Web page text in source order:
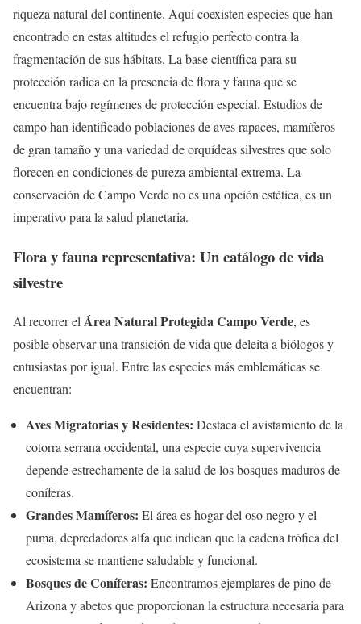
riqueza natural del continente. Aquí coexisten especies que han
encontrado en estas altitudes el refugio perfecto contra la
fragmentación de sus hábitats. La base científica para su
protección radica en la presencia de flora y fauna que se
encuentra bajo regímenes de protección especial. Estudios de
campo han identificado poblaciones de aves rapaces, mamíferos
de gran tamaño y una variedad de orquídeas silvestres que solo
florecen en condiciones de pureza ambiental extrema. La
conservación de Campo Verde no es una opción estética, es un
imperativo para la salud planetaria.
Flora y fauna representativa: Un catálogo de vida
silvestre
Al recorrer elÁrea Natural Protegida Campo Verde, es
posible observar una transición de vida que deleita a biólogos y
entusiastas por igual. Entre las especies más emblemáticas se
encuentran:
Aves Migratorias y Residentes: Destaca el avistamiento de la
cotorra serrana occidental, una especie cuya supervivencia
depende estrechamente de la salud de los bosques maduros de
coníferas.
Grandes Mamíferos: El área es hogar del oso negro y el
puma, depredadores alfa que indican que la cadena trófica del
ecosistema se mantiene saludable y funcional.
Bosques de Coníferas: Encontramos ejemplares de pino de
Arizona y abetos que proporcionan la estructura necesaria para